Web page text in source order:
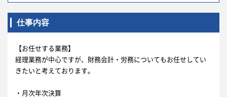
仕事内容
【お任せする業務】
経理業務が中心ですが、財務会計・労務についてもお任せしてい
きたいと考えております。
・月次年次決算